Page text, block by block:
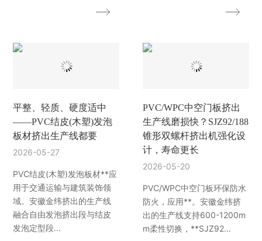
平整、轻质、硬度适中
——PVC结皮(木塑)发泡
板材挤出生产线都要
2026-05-27
PVC结皮(木塑)发泡板材**应
用于交通运输与建筑装饰领
域。安徽金纬挤出的生产线
融合自由发泡挤出段与结皮
发泡定型段...
PVC/WPC中空门板挤出
生产线磨损快？SJZ92/188
锥形双螺杆挤出机强化设
计，寿命更长
2026-05-20
PVC/WPC中空门板环保防水
防火，应用**。安徽金纬挤
出的生产线支持600-1200m
m柔性切换，**SJZ92...